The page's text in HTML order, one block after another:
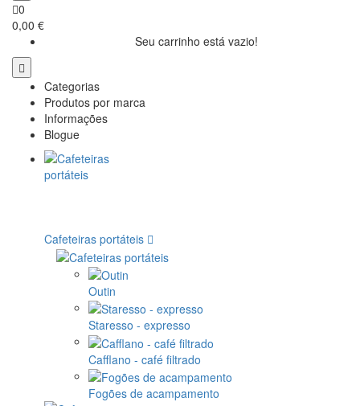
0
0,00 €
Seu carrinho está vazio!
Categorias
Produtos por marca
Informações
Blogue
Cafeteiras portáteis
Outin
Staresso - expresso
Cafflano - café filtrado
Fogões de acampamento